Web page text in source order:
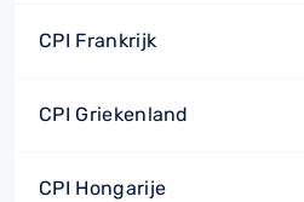
CPI Frankrijk
CPI Griekenland
CPI Hongarije